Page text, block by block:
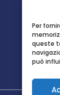
Per
queste
può